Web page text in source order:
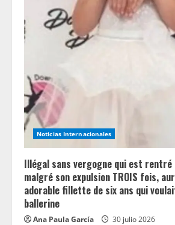
e
d
i
n
g
Noticias Internacionales
Illégal sans vergogne qui est rentré
malgré son expulsion TROIS fois,
adorable fillette de six ans qui
ballerine
Ana Paula García 30 julio 2026